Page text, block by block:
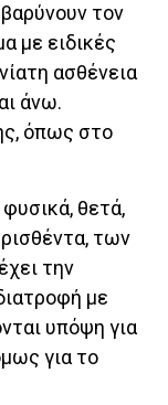
τον
με ειδικές
ασθένεια
άνω.
όπως στο
φυσικά, θετά,
των
την
με
υπόψη για
για το